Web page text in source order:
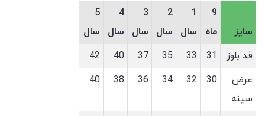
سایز
9
ماه
1
سال
2
سال
3
سال
4
سال
5
سال
قد بلوز
31
33
35
37
40
42
عرض
سینه
30
32
34
36
38
40